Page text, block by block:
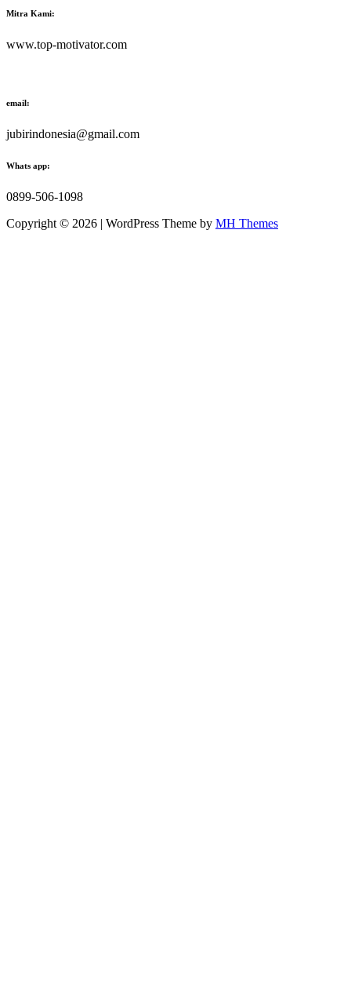
Mitra Kami:
www.top-motivator.com
email:
jubirindonesia@gmail.com
Whats app:
0899-506-1098
Copyright © 2026 | WordPress Theme by MH Themes